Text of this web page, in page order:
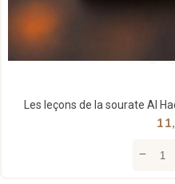
Les leçons de la sourate Al